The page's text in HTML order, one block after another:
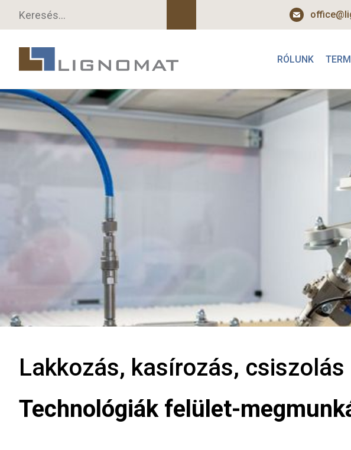
RÓLUNK
Lakkozás, kasírozás, csiszolás
Technológiák felület-